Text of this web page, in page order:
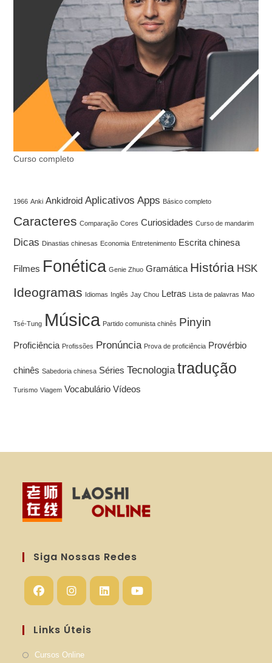
Curso completo
1966 Anki Ankidroid Aplicativos Apps Básico completo
Caracteres Comparação Cores Curiosidades Curso de mandarim
Dicas Dinastias chinesas Economia Entretenimento Escrita chinesa
Filmes Fonética Genie Zhuo Gramática História HSK
Ideogramas Idiomas Inglês Jay Chou Letras Lista de palavras Mao
Tsé-Tung Música Partido comunista chinês Pinyin
Proficiência Profissões Pronúncia Prova de proficiência Provérbio
chinês Sabedoria chinesa Séries Tecnologia tradução
Turismo Viagem Vocabulário Vídeos
Siga Nossas Redes
em
nova
em
nova
em
Links Úteis
Cursos Online